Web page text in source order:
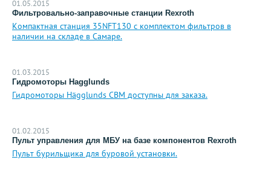
01.05.2015
Фильтровально-заправочные станции Rexroth
Компактная станция 35NFT130 с комплектом фильтров в
наличии на складе в Самаре.
01.03.2015
Гидромоторы Hagglunds
Гидромоторы Hägglunds CBM доступны для заказа.
01.02.2015
Пульт управления для МБУ на базе компонентов Rexroth
Пульт бурильщика для буровой установки.